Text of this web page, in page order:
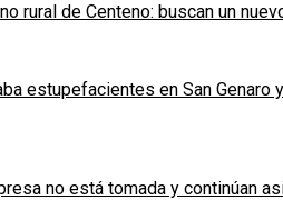
rural de Centeno: buscan un
estupefacientes en San Genaro
no está tomada y continúan